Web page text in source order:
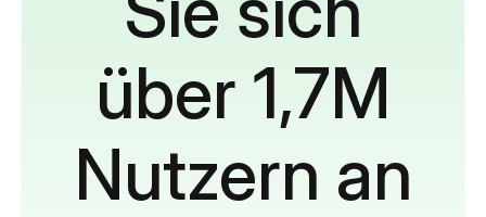
über 1,7M
Nutzern an